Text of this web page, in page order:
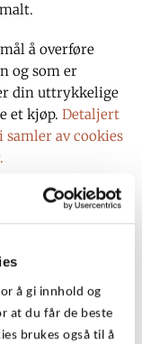
å gi innhold og
at du får de beste
brukes også til å
å overføre
og som er
din uttrykkelige
et kjøp. Detaljert
av cookies
er en liten
åpner/går til
eksempel til å
eller